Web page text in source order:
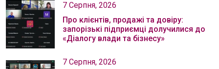
7 Серпня, 2026
Про клієнтів, продажі та довіру:
запорізькі підприємці долучилися до
«Діалогу влади та бізнесу»
7 Серпня, 2026